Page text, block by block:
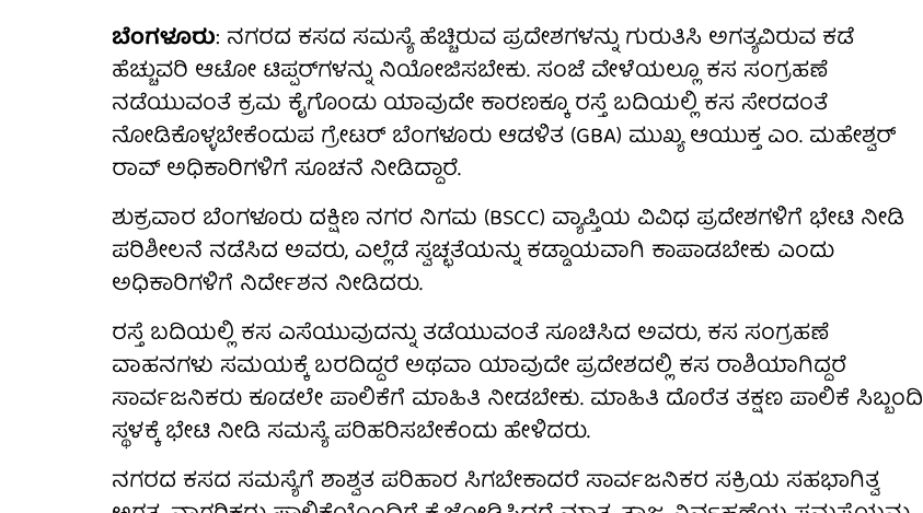
ಬೆಂಗಳೂರು: ನಗರದ ಕಸದ ಸಮಸ್ಯೆ ಹೆಚ್ಚಿರುವ ಪ್ರದೇಶಗಳನ್ನು ಗುರುತಿಸಿ ಅಗತ್ಯವಿರುವ ಕಡೆ
ಹೆಚ್ಚುವರಿ ಆಟೋ ಟಿಪ್ಪರ್‌ಗಳನ್ನು ನಿಯೋಜಿಸಬೇಕು. ಸಂಜೆ ವೇಳೆಯಲ್ಲೂ ಕಸ ಸಂಗ್ರಹಣೆ
ನಡೆಯುವಂತೆ ಕ್ರಮ ಕೈಗೊಂಡು ಯಾವುದೇ ಕಾರಣಕ್ಕೂ ರಸ್ತೆ ಬದಿಯಲ್ಲಿ ಕಸ ಸೇರದಂತೆ
ನೋಡಿಕೊಳ್ಳಬೇಕೆಂದುಪ ಗ್ರೇಟರ್ ಬೆಂಗಳೂರು ಆಡಳಿತ (GBA) ಮುಖ್ಯ ಆಯುಕ್ತ ಎಂ. ಮಹೇಶ್ವರ್
ರಾವ್ ಅಧಿಕಾರಿಗಳಿಗೆ ಸೂಚನೆ ನೀಡಿದ್ದಾರೆ.
ಶುಕ್ರವಾರ ಬೆಂಗಳೂರು ದಕ್ಷಿಣ ನಗರ ನಿಗಮ (BSCC) ವ್ಯಾಪ್ತಿಯ ವಿವಿಧ ಪ್ರದೇಶಗಳಿಗೆ ಭೇಟಿ ನೀಡಿ
ಪರಿಶೀಲನೆ ನಡೆಸಿದ ಅವರು, ಎಲ್ಲೆಡೆ ಸ್ವಚ್ಛತೆಯನ್ನು ಕಡ್ಡಾಯವಾಗಿ ಕಾಪಾಡಬೇಕು ಎಂದು
ಅಧಿಕಾರಿಗಳಿಗೆ ನಿರ್ದೇಶನ ನೀಡಿದರು.
ರಸ್ತೆ ಬದಿಯಲ್ಲಿ ಕಸ ಎಸೆಯುವುದನ್ನು ತಡೆಯುವಂತೆ ಸೂಚಿಸಿದ ಅವರು, ಕಸ ಸಂಗ್ರಹಣೆ
ವಾಹನಗಳು ಸಮಯಕ್ಕೆ ಬರದಿದ್ದರೆ ಅಥವಾ ಯಾವುದೇ ಪ್ರದೇಶದಲ್ಲಿ ಕಸ ರಾಶಿಯಾಗಿದ್ದರೆ
ಸಾರ್ವಜನಿಕರು ಕೂಡಲೇ ಪಾಲಿಕೆಗೆ ಮಾಹಿತಿ ನೀಡಬೇಕು. ಮಾಹಿತಿ ದೊರೆತ ತಕ್ಷಣ ಪಾಲಿಕೆ ಸಿಬ್ಬಂದಿ
ಸ್ಥಳಕ್ಕೆ ಭೇಟಿ ನೀಡಿ ಸಮಸ್ಯೆ ಪರಿಹರಿಸಬೇಕೆಂದು ಹೇಳಿದರು.
ನಗರದ ಕಸದ ಸಮಸ್ಯೆಗೆ ಶಾಶ್ವತ ಪರಿಹಾರ ಸಿಗಬೇಕಾದರೆ ಸಾರ್ವಜನಿಕರ ಸಕ್ರಿಯ ಸಹಭಾಗಿತ್ವ